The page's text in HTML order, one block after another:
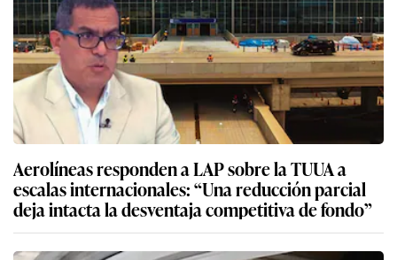
Aerolíneas responden a LAP sobre la TUUA a
escalas internacionales: “Una reducción parcial
deja intacta la desventaja competitiva de fondo”